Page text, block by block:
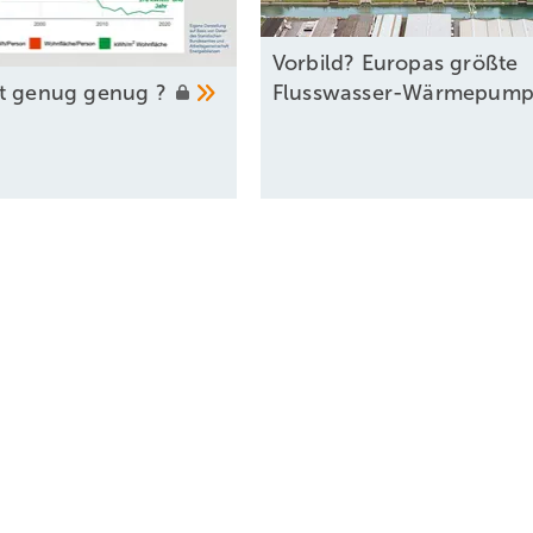
dieses Zielabweichungsverfahren erst mal in den Prozess
was sagen? Was können Gemeinden da machen?
zum Energy-Sharing wurde von der EU bereits 2019
einen gewissen Change in den Köpfen der Menschen, dass sie Spaß
genug genug ?
Vorbild? Europas größte
Flusswasser-